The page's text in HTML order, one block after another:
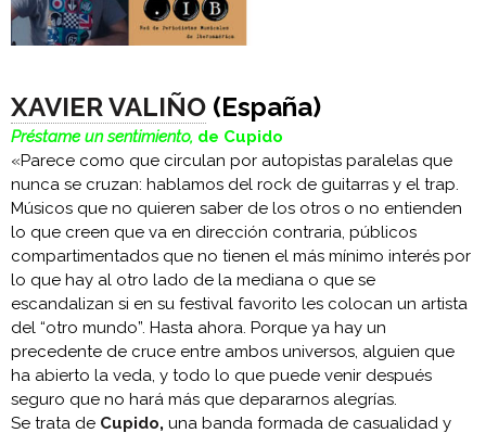
XAVIER VALIÑO (España)
Préstame un sentimiento, de Cupido
«Parece como que circulan por autopistas paralelas que
nunca se cruzan: hablamos del rock de guitarras y el trap.
Músicos que no quieren saber de los otros o no entienden
lo que creen que va en dirección contraria, públicos
compartimentados que no tienen el más mínimo interés por
lo que hay al otro lado de la mediana o que se
escandalizan si en su festival favorito les colocan un artista
del “otro mundo”. Hasta ahora. Porque ya hay un
precedente de cruce entre ambos universos, alguien que
ha abierto la veda, y todo lo que puede venir después
seguro que no hará más que depararnos alegrías.
Se trata de Cupido, una banda formada de casualidad y